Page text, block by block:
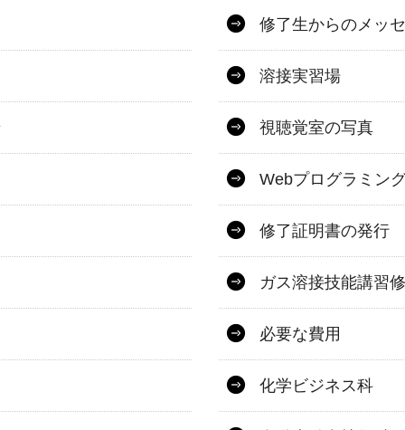
修了生からのメッ
溶接実習場
視聴覚室の写真
Webプログラミン
修了証明書の発行
ガス溶接技能講習
必要な費用
化学ビジネス科